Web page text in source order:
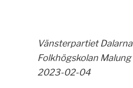
Vänsterpartiet
Folkhögskolan Malung
2023-02-04